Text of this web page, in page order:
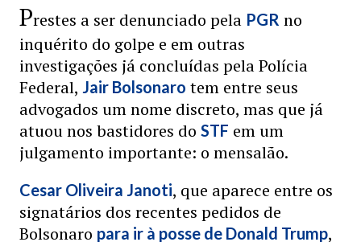
Prestes a ser denunciado pela PGR no
inquérito do golpe e em outras
investigações já concluídas pela Polícia
Federal, Jair Bolsonaro tem entre seus
advogados um nome discreto, mas que já
atuou nos bastidores do STF em um
julgamento importante: o mensalão.
Cesar Oliveira Janoti, que aparece entre os
signatários dos recentes pedidos de
Bolsonaro para ir à posse de Donald Trump,